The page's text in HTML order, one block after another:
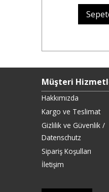
Müşteri
Hakkımızda
Kargo ve Teslimat
Gizlilik ve Güvenlik /
Datenschutz
Sipariş Koşulları
İletişim